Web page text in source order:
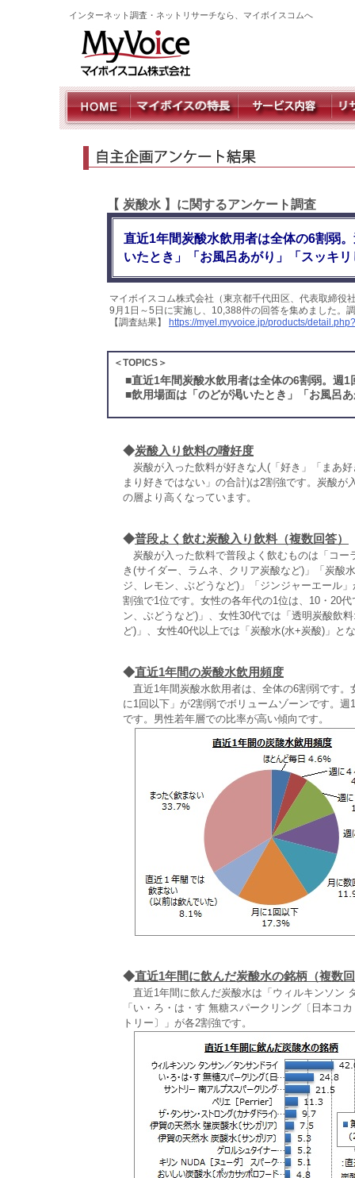
インターネット調査・ネットリサーチなら、マイボイスコムへ
【 炭酸水 】に関するアンケート調査
直近1年間炭酸水飲用者は全体の6割弱
いたとき」「お風呂あがり」「スッキ
マイボイスコム株式会社（東京都千代田区、代表取締
9月1日～5日に実施し、10,388件の回答を集めました。
【調査結果】
https://myel.myvoice.jp/products/
＜TOPICS＞
■直近1年間炭酸水飲用者は全体の6割弱。週
■飲用場面は「のどが渇いたとき」「お風呂
◆炭酸入り飲料の嗜好度
炭酸が入った飲料が好きな人(「好き」「まあ
まり好きではない」の合計)は2割強です。炭酸
の層より高くなっています。
◆普段よく飲む炭酸入り飲料（複数回答）
炭酸が入った飲料で普段よく飲むものは「コー
き(サイダー、ラムネ、クリア炭酸など)」「炭酸
ジ、レモン、ぶどうなど)」「ジンジャーエール
割強で1位です。女性の各年代の1位は、10・20
ン、ぶどうなど)」、女性30代では「透明炭酸飲
ど)」、女性40代以上では「炭酸水(水+炭酸)」と
◆直近1年間の炭酸水飲用頻度
直近1年間炭酸水飲用者は、全体の6割弱です。
に1回以下」が2割弱でボリュームゾーンです。
です。男性若年層での比率が高い傾向です。
◆直近1年間に飲んだ炭酸水の銘柄（複数
直近1年間に飲んだ炭酸水は「ウィルキンソン
「い・ろ・は・す 無糖スパークリング〔日本コ
トリー〕」が各2割強です。